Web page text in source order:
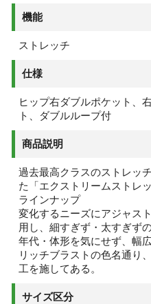
機能
ストレッチ
仕様
ヒップ右ダブルポケット、
ト、ダブルループ付
商品説明
過去最高クラスのストレッ
た「エクストリームストレ
ラインナップ
変化するニーズにアジャス
用し、細すぎず・太すぎず
年代・体形を気にせず、幅
リッチブラストの色名通り
工を施してある。
サイズ区分